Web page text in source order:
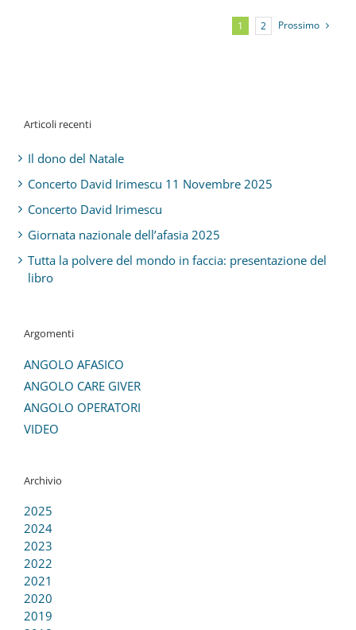
1 2 Prossimo
Articoli recenti
Il dono del Natale
Concerto David Irimescu 11 Novembre 2025
Concerto David Irimescu
Giornata nazionale dell’afasia 2025
Tutta la polvere del mondo in faccia: presentazione del
libro
Argomenti
ANGOLO AFASICO
ANGOLO CARE GIVER
ANGOLO OPERATORI
VIDEO
Archivio
2025
2024
2023
2022
2021
2020
2019